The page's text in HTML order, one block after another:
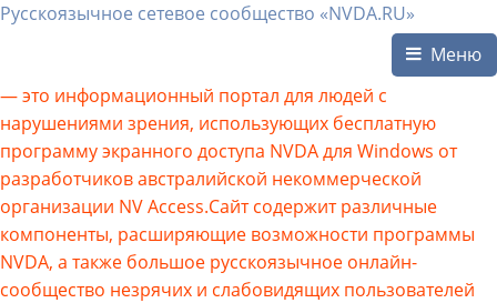
Русскоязычное сетевое сообщество «NVDA.RU»
Меню
— это информационный портал для людей с
нарушениями зрения, использующих бесплатную
программу экранного доступа NVDA для Windows от
разработчиков австралийской некоммерческой
организации NV Access.Сайт содержит различные
компоненты, расширяющие возможности программы
NVDA, а также большое русскоязычное онлайн-
сообщество незрячих и слабовидящих пользователей